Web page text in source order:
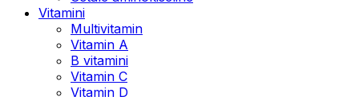
Vitamini
Multivitamin
Vitamin A
B vitamini
Vitamin C
Vitamin D